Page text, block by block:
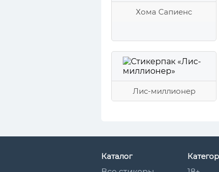
Хома Сапиенс
Лис-миллионер
Каталог